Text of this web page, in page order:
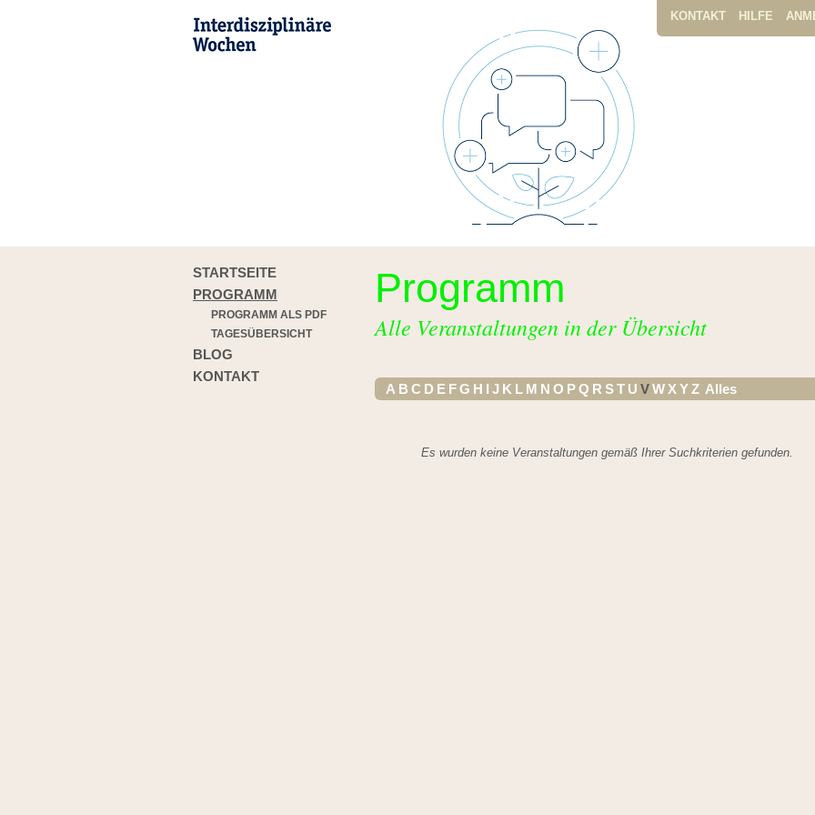
KONTAKT HILFE
STARTSEITE
PROGRAMM
PROGRAMM ALS PDF
TAGESÜBERSICHT
BLOG
KONTAKT
Programm
Alle Veranstaltungen in der Übersicht
A B C D E FG H I J K L M N O PQ R ST U VWXYZ Alles
Es wurden keine Veranstaltungen gemäß Ihrer Suchkriterien gefunden.